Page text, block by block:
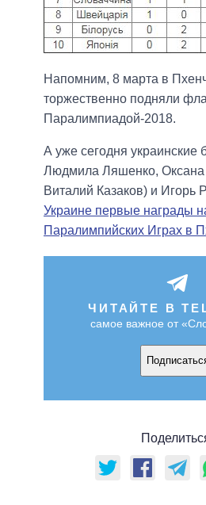
Напомним, 8 марта в
торжественно подняли
Паралимпиадой-2018.
А уже сегодня украинские
Людмила Ляшенко,
Виталий Казаков) и Игорь
Украине первые награды
Паралимпийских Играх в
ЧИТАЙТЕ В
самое важное от